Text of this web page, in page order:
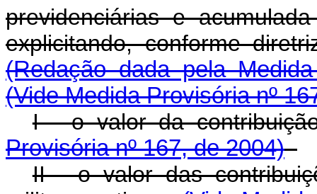
previdenciárias e
explicitando, conforme
(Redação dada pela
(Vide Medida Provisória nº
I - o valor da
Provisória nº 167, de 2004)
II - o valor das